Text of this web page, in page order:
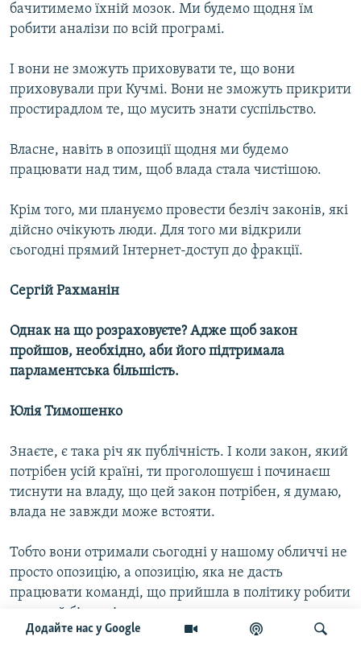
Додайте нас у Google
бачитимемо їхній мозок. Ми будемо щодня їм
робити аналізи по всій програмі.
І вони не зможуть приховувати те, що вони
приховували при Кучмі. Вони не зможуть прикрити
простирадлом те, що мусить знати суспільство.
Власне, навіть в опозиції щодня ми будемо
працювати над тим, щоб влада стала чистішою.
Крім того, ми плануємо провести безліч законів, які
дійсно очікують люди. Для того ми відкрили
сьогодні прямий Інтернет-доступ до фракції.
Сергій Рахманін
Однак на що розраховуєте? Адже щоб закон
пройшов, необхідно, аби його підтримала
парламентська більшість.
Юлія Тимошенко
Знаєте, є така річ як публічність. І коли закон, який
потрібен усій країні, ти проголошуєш і починаєш
тиснути на владу, що цей закон потрібен, я думаю,
влада не завжди може встояти.
Тобто вони отримали сьогодні у нашому обличчі не
просто опозицію, а опозицію, яка не дасть
працювати команді, що прийшла в політику робити
великий бізнес і надовго.